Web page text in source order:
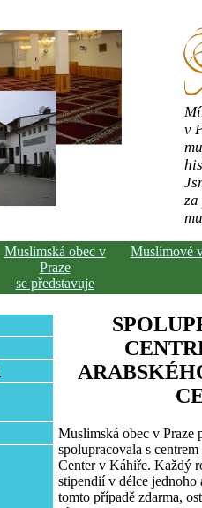
v
Muslimská obec v
Praze
se představuje
Muslimové
Muslimská obec v Praze
spolupracovala s
Center v Káhiře. Každý
stipendií v délce
tomto případě zdarma,